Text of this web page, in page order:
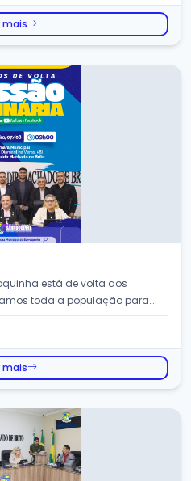
mais
está de volta aos
toda a população para
mais